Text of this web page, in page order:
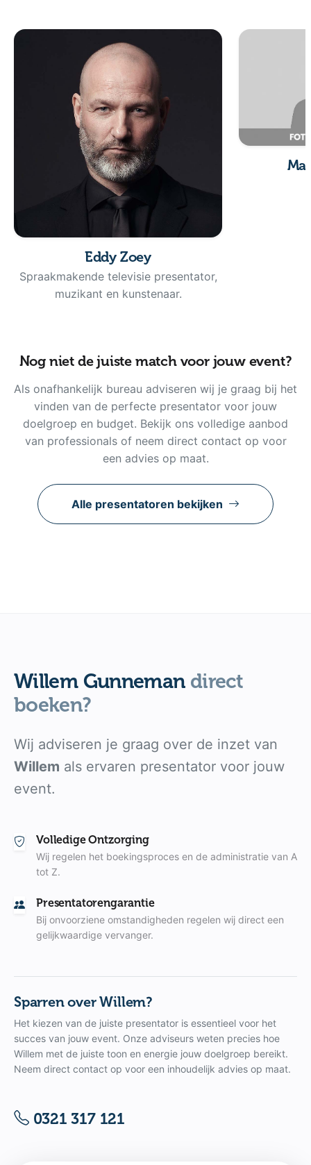
Eddy Zoey
Spraakmakende televisie presentator,
muzikant en kunstenaar.
Nog niet de juiste match voor jouw event?
Als onafhankelijk bureau adviseren wij je graag bij het
vinden van de perfecte presentator voor jouw
doelgroep en budget. Bekijk ons volledige aanbod
van professionals of neem direct contact op voor
een advies op maat.
Alle presentatoren bekijken
Willem Gunneman direct
boeken?
Wij adviseren je graag over de inzet van
Willem als ervaren presentator voor jouw
event.
Volledige Ontzorging
Wij regelen het boekingsproces en de administratie van A
tot Z.
Presentatorengarantie
Bij onvoorziene omstandigheden regelen wij direct een
gelijkwaardige vervanger.
Sparren over Willem?
Het kiezen van de juiste presentator is essentieel voor het
succes van jouw event. Onze adviseurs weten precies hoe
Willem met de juiste toon en energie jouw doelgroep bereikt.
Neem direct contact op voor een inhoudelijk advies op maat.
0321 317 121